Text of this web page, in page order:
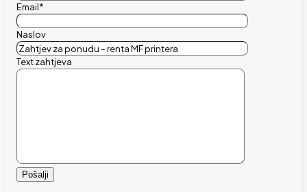
Email*
Naslov
Text zahtjeva